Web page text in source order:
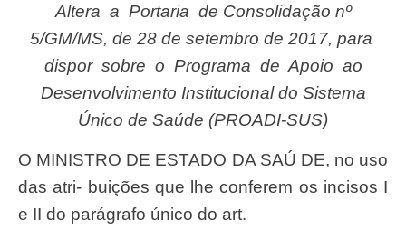
Altera a Portaria de Consolidação nº
5/GM/MS, de 28 de setembro de 2017, para
dispor sobre o Programa de Apoio ao
Desenvolvimento Institucional do Sistema
Único de Saúde (PROADI-SUS)
MINISTRO DE ESTADO DA SAÚ DE, no uso
das atri- buições que lhe conferem os incisos I
e II do parágrafo único do art.